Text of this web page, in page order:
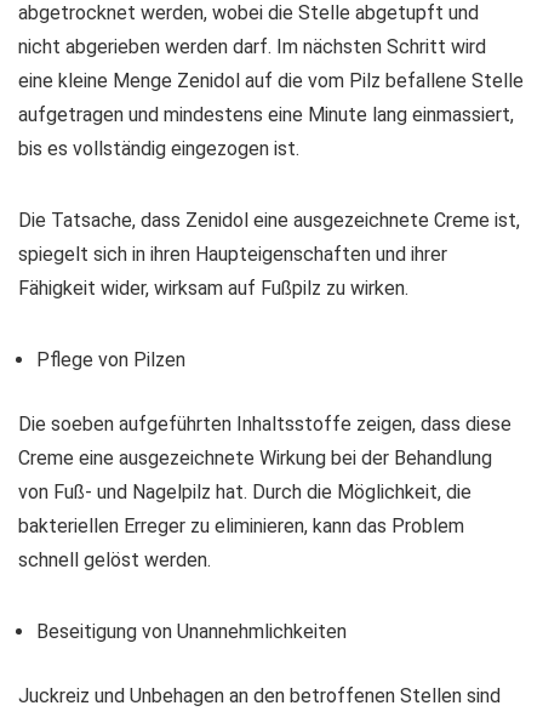
abgetrocknet werden, wobei die Stelle abgetupft und
nicht abgerieben werden darf. Im nächsten Schritt wird
eine kleine Menge Zenidol auf die vom Pilz befallene Stelle
aufgetragen und mindestens eine Minute lang einmassiert,
bis es vollständig eingezogen ist.
Die Tatsache, dass Zenidol eine ausgezeichnete Creme ist,
spiegelt sich in ihren Haupteigenschaften und ihrer
Fähigkeit wider, wirksam auf Fußpilz zu wirken.
Pflege von Pilzen
Die soeben aufgeführten Inhaltsstoffe zeigen, dass diese
Creme eine ausgezeichnete Wirkung bei der Behandlung
von Fuß- und Nagelpilz hat. Durch die Möglichkeit, die
bakteriellen Erreger zu eliminieren, kann das Problem
schnell gelöst werden.
Beseitigung von Unannehmlichkeiten
Juckreiz und Unbehagen an den betroffenen Stellen sind